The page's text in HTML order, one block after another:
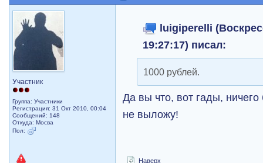
Участник
Группа: Участники
Регистрация: 31 Окт 2010, 00:04
Сообщений: 148
Откуда: Мосва
Пол:
luigiperelli
19:27:17) писал:
1000 рублей.
Да вы что, вот гады,
не выложу!
Наверх